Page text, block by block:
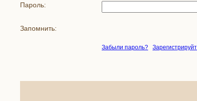
Пароль:
Запомнить:
Забыли пароль?